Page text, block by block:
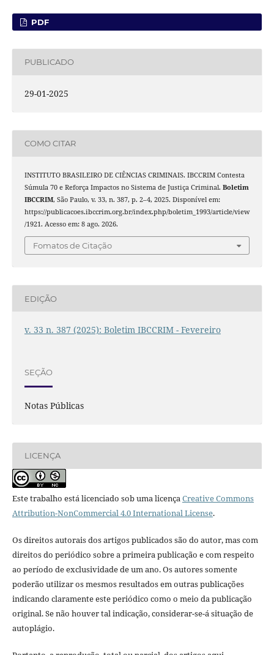
PDF
PUBLICADO
29-01-2025
COMO CITAR
INSTITUTO BRASILEIRO DE CIÊNCIAS CRIMINAIS. IBCCRIM Contesta
Súmula 70 e Reforça Impactos no Sistema de Justiça Criminal. Boletim
IBCCRIM, São Paulo, v. 33, n. 387, p. 2–4, 2025. Disponível em:
https://publicacoes.ibccrim.org.br/index.php/boletim_1993/article/view
/1921. Acesso em: 8 ago. 2026.
Fomatos de Citação
EDIÇÃO
v. 33 n. 387 (2025): Boletim IBCCRIM - Fevereiro
SEÇÃO
Notas Públicas
LICENÇA
Este trabalho está licenciado sob uma licençaCreative Commons
Attribution-NonCommercial 4.0 International License.
Os direitos autorais dos artigos publicados são do autor, mas com
direitos do periódico sobre a primeira publicação e com respeito
ao período de exclusividade de um ano. Os autores somente
poderão utilizar os mesmos resultados em outras publicações
indicando claramente este periódico como o meio da publicação
original. Se não houver tal indicação, considerar-se-á situação de
autoplágio.